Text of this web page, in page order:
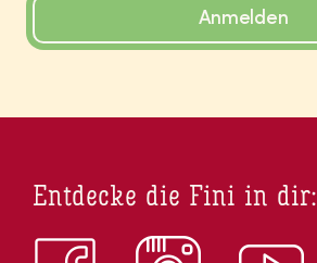
Anmelden
Entdecke die Fini in dir: